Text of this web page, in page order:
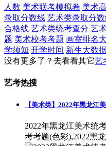
人数 美术联考模拟卷 美术
录取分数线 艺术类录取分数
合格线 艺术类统考查分 艺
题 美术校考考题 画室排名
学须知 开学时间 新生大数
没有更多了？去看看其它艺
艺考热搜
【美术类】2022年黑龙江
2022年黑龙江美术统
考考题(色彩),2022黑